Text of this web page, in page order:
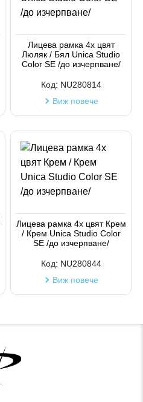
Лицева рамка 4х цвят
Люляк / Бял Unica Studio
Color SE /до изчерпване/
Код: NU280814
Виж повече
Лицева рамка 4х цвят Крем
/ Крем Unica Studio Color
SE /до изчерпване/
Код: NU280844
Виж повече